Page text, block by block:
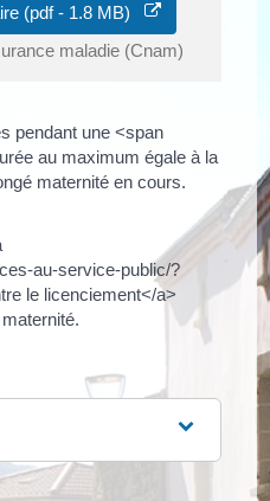
(pdf - 1.8 MB)
maladie (Cnam)
pendant une <span
au maximum égale à la
maternité en cours.
au-service-public/?
le licenciement</a>